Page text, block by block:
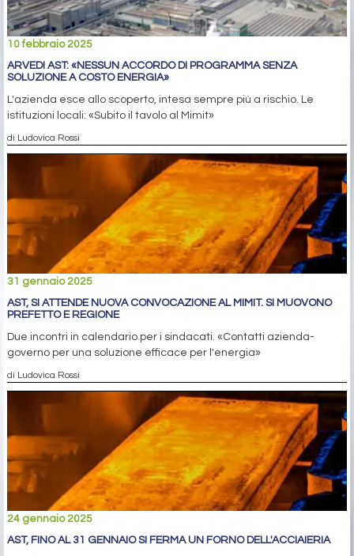
10 febbraio 2025
ARVEDI AST: «NESSUN ACCORDO DI PROGRAMMA SENZA
SOLUZIONE A COSTO ENERGIA»
L'azienda esce allo scoperto, intesa sempre più a rischio. Le
istituzioni locali: «Subito il tavolo al Mimit»
di Ludovica Rossi
31 gennaio 2025
AST, SI ATTENDE NUOVA CONVOCAZIONE AL MIMIT. SI MUOVONO
PREFETTO E REGIONE
Due incontri in calendario per i sindacati. «Contatti azienda-
governo per una soluzione efficace per l'energia»
di Ludovica Rossi
24 gennaio 2025
AST, FINO AL 31 GENNAIO SI FERMA UN FORNO DELL'ACCIAIERIA